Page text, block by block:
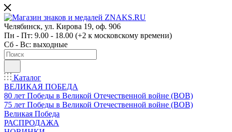
Челябинск, ул. Кирова 19, оф. 906
Пн - Пт: 9.00 - 18.00 (+2 к московскому времени)
Сб - Вс: выходные
Каталог
ВЕЛИКАЯ ПОБЕДА
80 лет Победы в Великой Отечественной войне (ВОВ)
75 лет Победы в Великой Отечественной войне (ВОВ)
Великая Победа
РАСПРОДАЖА